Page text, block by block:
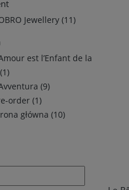
Jewellery (11)
est l’Enfant de la
(1)
(9)
order (1)
główna (10)